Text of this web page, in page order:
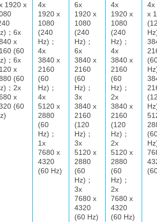
1920 x
；6x
x
(60
；6x
x
(60
；2x
x
(60
4x
1920 x
1080
(240
Hz)；
4x
3840 x
2160
(60
Hz)；
4x
5120 x
2880
(60
Hz)；
1x
7680 x
4320
(60 Hz)
6x
1920 x
1080
(240
Hz)；
6x
3840 x
2160
(60
Hz)；
3x
3840 x
2160
(120
Hz)；
3x
5120 x
2880
(60
Hz)；
3x
7680 x
4320
(60 Hz)
4x
1920 x
1080
(240
Hz)；
4x
3840 x
2160
(60
Hz)；
2x
3840 x
2160
(120
Hz)；
2x
5120 x
2880
(60
Hz)；
2x
7680 x
4320
(60 Hz)
4x
x